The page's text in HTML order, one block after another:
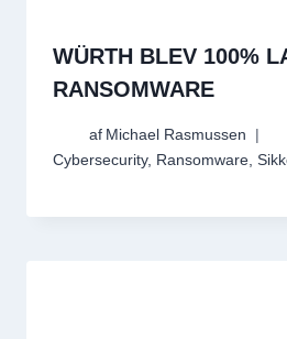
WÜRTH BLEV 100%
RANSOMWARE
af Michael Rasmussen
Cybersecurity, Ransomware